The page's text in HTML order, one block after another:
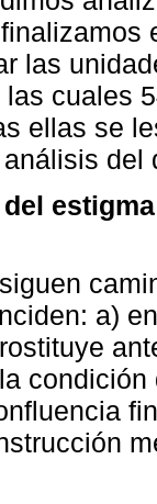
las
las cuales
ellas se
del
siguen
a)